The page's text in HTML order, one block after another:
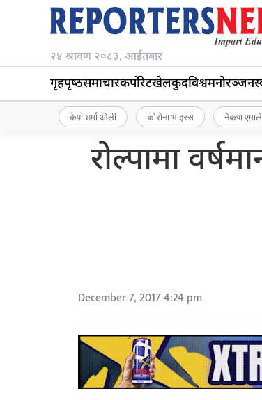
२४ श्रावण २०८३, आईतबार
गृहपृष्‍ठसमाचारकर्पोरेटखेलकुदविश्वमनोरञ्जन
केपी शर्मा ओली कोरोना भाइरस नेकपा एमाले
रोल्पामा
December 7, 2017 4:24 pm